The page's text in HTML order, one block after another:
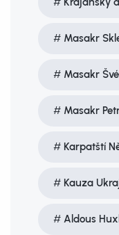
Masakr
Masakr
Masakr
Karpatští
Kauza
Aldous